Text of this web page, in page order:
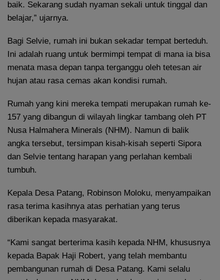
baik. Sekarang sudah nyaman sekali untuk tinggal dan
belajar,” ujarnya.
Bagi Selvie, rumah ini bukan sekadar tempat berteduh.
Ini adalah ruang untuk bermimpi tempat di mana ia bisa
menata masa depan tanpa terganggu oleh tetesan air
hujan atau rasa cemas akan kondisi rumah.
Rumah yang kini mereka tempati merupakan rumah ke-
157 yang dibangun di wilayah lingkar tambang oleh PT
Nusa Halmahera Minerals (NHM). Namun di balik
angka tersebut, tersimpan kisah-kisah seperti Sipora
dan Selvie tentang harapan yang perlahan kembali
tumbuh.
Kepala Desa Patang, Robinson Moloku, menyampaikan
rasa terima kasihnya atas perhatian yang terus
diberikan kepada masyarakat.
“Kami sangat berterima kasih kepada NHM, khususnya
kepada Bapak Haji Robert, yang telah membantu
pembangunan rumah di Desa Patang. Kami selalu